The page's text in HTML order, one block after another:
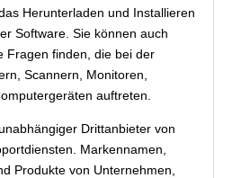
Herunterladen und Installieren
Software. Sie können auch
Fragen finden, die bei der
Scannern, Monitoren,
auftreten.
Drittanbieter von
Markennamen,
Produkte von Unternehmen,